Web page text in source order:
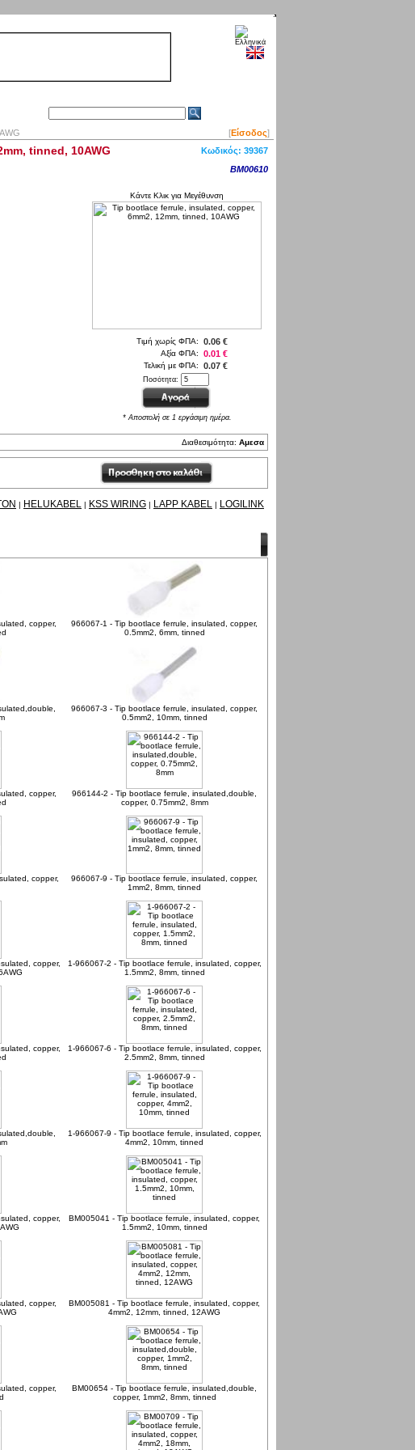
[Είσοδος]
tinned, 10AWG Κωδικός: 39367
BM00610
Κάντε Κλικ για Μεγέθυνση
Τιμή χωρίς ΦΠΑ: 0.06 €
Αξία ΦΠΑ: 0.01 €
Τελική με ΦΠΑ: 0.07 €
Ποσότητα:
* Αποστολή σε 1 εργάσιμη ημέρα.
Διαθεσιμότητα: Αμεσα
| HELUKABEL | KSS WIRING | LAPP KABEL | LOGILINK
copper,
966067-1 - Tip bootlace ferrule, insulated, copper,
0.5mm2, 6mm, tinned
966067-3 - Tip bootlace ferrule, insulated, copper,
0.5mm2, 10mm, tinned
copper,
966144-2 - Tip bootlace ferrule, insulated,double,
copper, 0.75mm2, 8mm
copper,
966067-9 - Tip bootlace ferrule, insulated, copper,
1mm2, 8mm, tinned
copper,
1-966067-2 - Tip bootlace ferrule, insulated, copper,
1.5mm2, 8mm, tinned
copper,
1-966067-6 - Tip bootlace ferrule, insulated, copper,
2.5mm2, 8mm, tinned
1-966067-9 - Tip bootlace ferrule, insulated, copper,
4mm2, 10mm, tinned
copper,
BM005041 - Tip bootlace ferrule, insulated, copper,
1.5mm2, 10mm, tinned
copper,
BM005081 - Tip bootlace ferrule, insulated, copper,
4mm2, 12mm, tinned, 12AWG
copper,
BM00654 - Tip bootlace ferrule, insulated,double,
copper, 1mm2, 8mm, tinned